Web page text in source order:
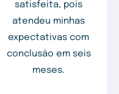
satisfeita, pois
atendeu minhas
expectativas com
conclusão em seis
meses.